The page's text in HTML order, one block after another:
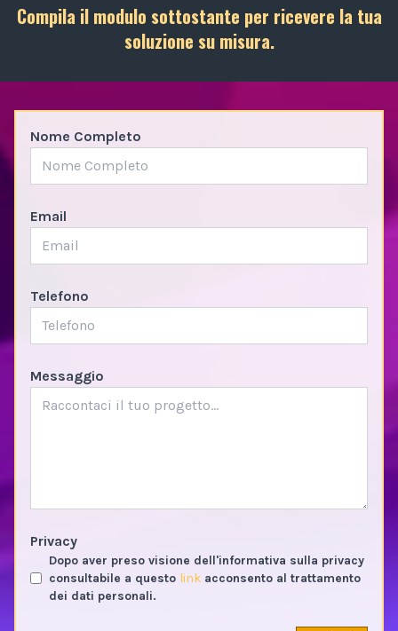
Compila il modulo sottostante per ricevere la tua
soluzione su misura.
Nome Completo
Email
Telefono
Messaggio
Privacy
Dopo aver preso visione dell'informativa sulla privacy
consultabile a questo link acconsento al trattamento
dei dati personali.